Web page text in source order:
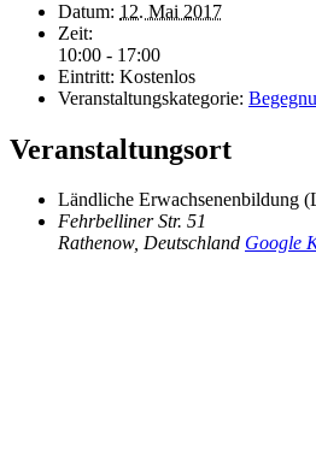
Datum: 12. Mai 2017
Zeit:
10:00 - 17:00
Eintritt: Kostenlos
Veranstaltungskategorie:
Veranstaltungsort
Ländliche Erwachsenenbildung
Fehrbelliner Str. 51
Rathenow, Deutschland Google